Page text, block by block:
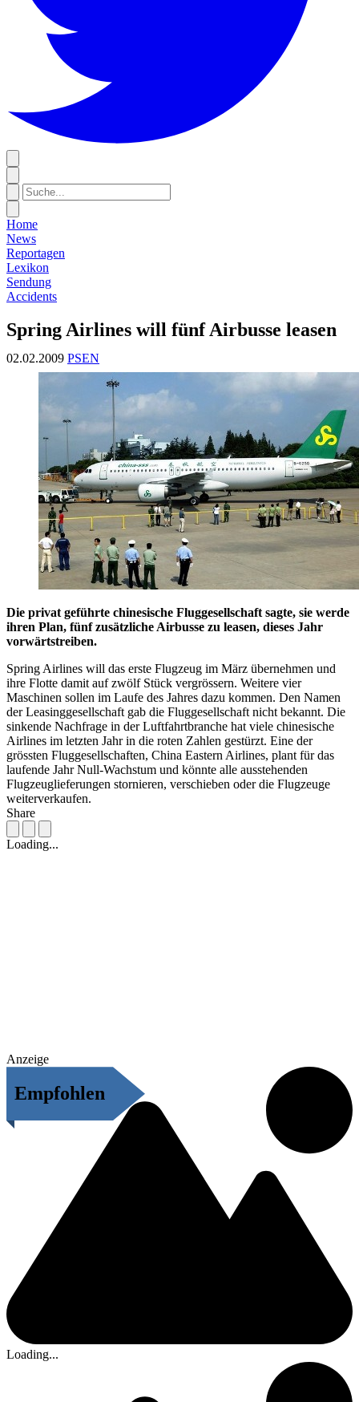
Home
News
Reportagen
Lexikon
Sendung
Accidents
Spring Airlines will fünf Airbusse leasen
02.02.2009 PSEN
Die privat geführte chinesische Fluggesellschaft sagte, sie werde
ihren Plan, fünf zusätzliche Airbusse zu leasen, dieses Jahr
vorwärtstreiben.
Spring Airlines will das erste Flugzeug im März übernehmen und
ihre Flotte damit auf zwölf Stück vergrössern. Weitere vier
Maschinen sollen im Laufe des Jahres dazu kommen. Den Namen
der Leasinggesellschaft gab die Fluggesellschaft nicht bekannt. Die
sinkende Nachfrage in der Luftfahrtbranche hat viele chinesische
Airlines im letzten Jahr in die roten Zahlen gestürzt. Eine der
grössten Fluggesellschaften, China Eastern Airlines, plant für das
laufende Jahr Null-Wachstum und könnte alle ausstehenden
Flugzeuglieferungen stornieren, verschieben oder die Flugzeuge
weiterverkaufen.
Share
Loading...
Anzeige
Empfohlen
Loading...